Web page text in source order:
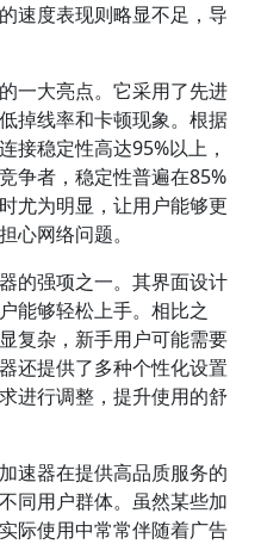
速度表现则略显不足，导
一大亮点。它采用了先进
掉线率和卡顿现象。根据
接稳定性高达95%以上，
争者，稳定性普遍在85%
尤为明显，让用户能够更
心网络问题。
的强项之一。其界面设计
能够轻松上手。相比之
复杂，新手用户可能需要
还提供了多种个性化设置
进行调整，提升使用的舒
速器在提供高品质服务的
同用户群体。虽然某些加
际使用中常常伴随着广告